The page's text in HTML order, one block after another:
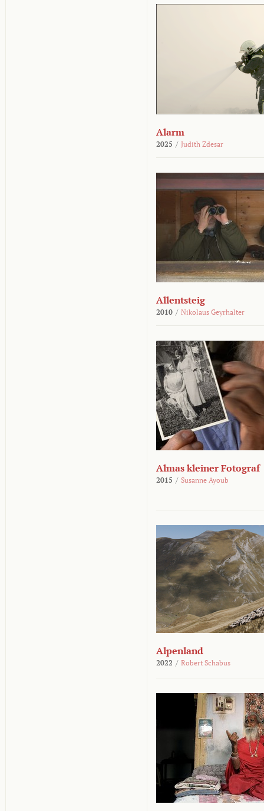
Alarm
2025 / Judith Zdesar
Allentsteig
2010 / Nikolaus Geyrhalter
Almas kleiner Fotograf
2015 / Susanne Ayoub
Alpenland
2022 / Robert Schabus